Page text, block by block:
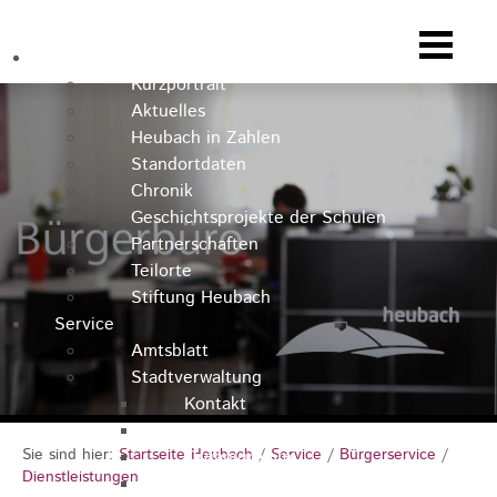
Kurzportrait
Aktuelles
Heubach in Zahlen
Standortdaten
Chronik
Geschichtsprojekte der Schulen
Partnerschaften
Teilorte
Stiftung Heubach
Service
Amtsblatt
Stadtverwaltung
Kontakt
Rathausteam
Organigramm
Sie sind hier: Startseite Heubach / Service / Bürgerservice /
Dienstleistungen